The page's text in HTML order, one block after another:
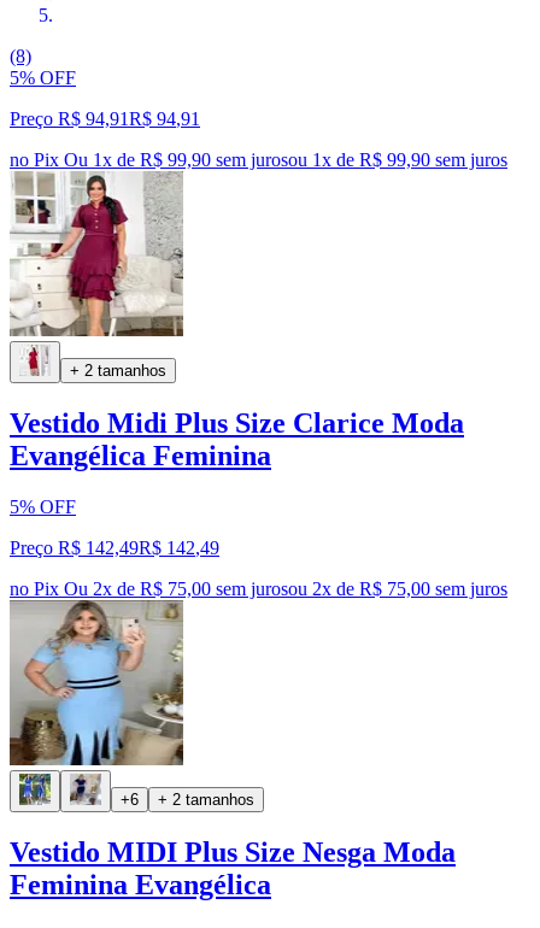
(8)
5% OFF
Preço R$ 94,91R$ 94,91
no Pix Ou 1x de R$ 99,90 sem jurosou 1x de R$ 99,90 sem juros
+ 2 tamanhos
Vestido Midi Plus Size Clarice Moda
Evangélica Feminina
5% OFF
Preço R$ 142,49R$ 142,49
no Pix Ou 2x de R$ 75,00 sem jurosou 2x de R$ 75,00 sem juros
+6 + 2 tamanhos
Vestido MIDI Plus Size Nesga Moda
Feminina Evangélica